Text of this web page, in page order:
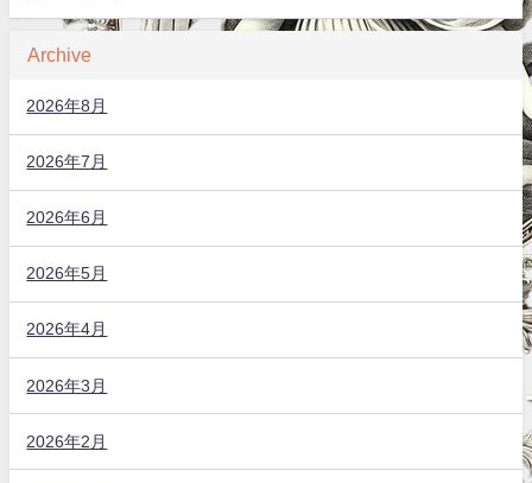
Archive
2026年8月
2026年7月
2026年6月
2026年5月
2026年4月
2026年3月
2026年2月